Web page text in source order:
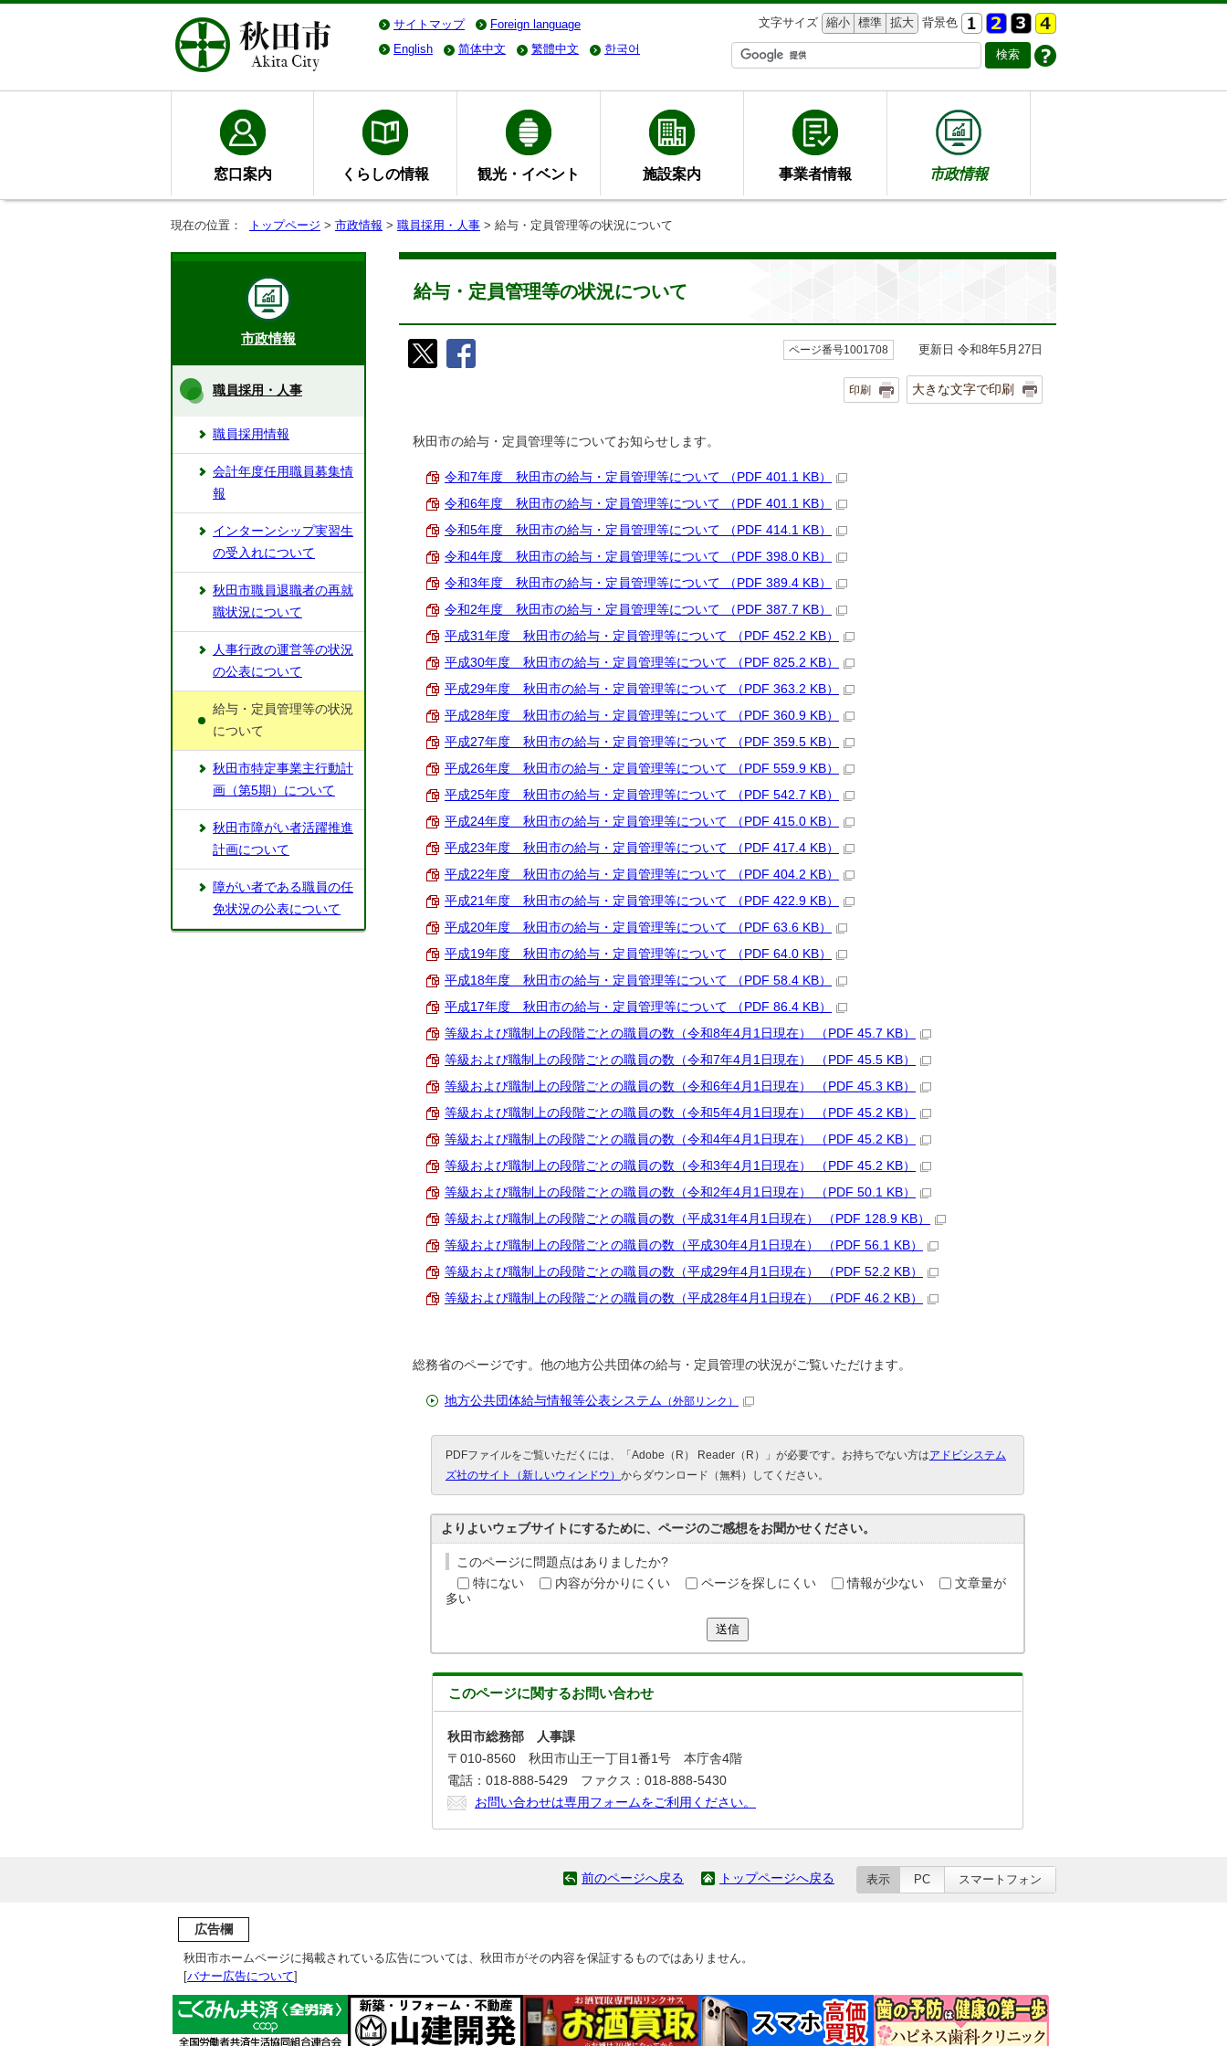
サイトマップ Foreign language 文字サイズ 縮小 標準 拡大 背景色
English
简体中文 繁體中文 한국어
窓口案内 くらしの情報 観光・イベント 施設案内 事業者情報 市政情報
現在の位置： トップページ > 市政情報 > 職員採用・人事 > 給与・定員管理等の状況について
給与・定員管理等の状況について
ページ番号1001708 更新日 令和8年5月27日
印刷 大きな文字で印刷
秋田市の給与・定員管理等についてお知らせします。
令和7年度 秋田市の給与・定員管理等について （PDF 401.1 KB）
令和6年度 秋田市の給与・定員管理等について （PDF 401.1 KB）
令和5年度 秋田市の給与・定員管理等について （PDF 414.1 KB）
令和4年度 秋田市の給与・定員管理等について （PDF 398.0 KB）
令和3年度 秋田市の給与・定員管理等について （PDF 389.4 KB）
令和2年度 秋田市の給与・定員管理等について （PDF 387.7 KB）
平成31年度 秋田市の給与・定員管理等について （PDF 452.2 KB）
平成30年度 秋田市の給与・定員管理等について （PDF 825.2 KB）
平成29年度 秋田市の給与・定員管理等について （PDF 363.2 KB）
平成28年度 秋田市の給与・定員管理等について （PDF 360.9 KB）
平成27年度 秋田市の給与・定員管理等について （PDF 359.5 KB）
平成26年度 秋田市の給与・定員管理等について （PDF 559.9 KB）
平成25年度 秋田市の給与・定員管理等について （PDF 542.7 KB）
平成24年度 秋田市の給与・定員管理等について （PDF 415.0 KB）
平成23年度 秋田市の給与・定員管理等について （PDF 417.4 KB）
平成22年度 秋田市の給与・定員管理等について （PDF 404.2 KB）
平成21年度 秋田市の給与・定員管理等について （PDF 422.9 KB）
平成20年度 秋田市の給与・定員管理等について （PDF 63.6 KB）
平成19年度 秋田市の給与・定員管理等について （PDF 64.0 KB）
平成18年度 秋田市の給与・定員管理等について （PDF 58.4 KB）
平成17年度 秋田市の給与・定員管理等について （PDF 86.4 KB）
等級および職制上の段階ごとの職員の数（令和8年4月1日現在） （PDF 45.7 KB）
等級および職制上の段階ごとの職員の数（令和7年4月1日現在） （PDF 45.5 KB）
等級および職制上の段階ごとの職員の数（令和6年4月1日現在） （PDF 45.3 KB）
等級および職制上の段階ごとの職員の数（令和5年4月1日現在） （PDF 45.2 KB）
等級および職制上の段階ごとの職員の数（令和4年4月1日現在） （PDF 45.2 KB）
等級および職制上の段階ごとの職員の数（令和3年4月1日現在） （PDF 45.2 KB）
等級および職制上の段階ごとの職員の数（令和2年4月1日現在） （PDF 50.1 KB）
等級および職制上の段階ごとの職員の数（平成31年4月1日現在） （PDF 128.9 KB）
等級および職制上の段階ごとの職員の数（平成30年4月1日現在） （PDF 56.1 KB）
等級および職制上の段階ごとの職員の数（平成29年4月1日現在） （PDF 52.2 KB）
等級および職制上の段階ごとの職員の数（平成28年4月1日現在） （PDF 46.2 KB）
総務省のページです。他の地方公共団体の給与・定員管理の状況がご覧いただけます。
地方公共団体給与情報等公表システム （外部リンク）
PDFファイルをご覧いただくには、「Adobe（R） Reader（R）」が必要です。お持ちでない方はアドビシステム
ズ社のサイト（新しいウィンドウ） からダウンロード（無料）してください。
よりよいウェブサイトにするために、ページのご感想をお聞かせください。
このページに問題点はありましたか?
特にない
内容が分かりにくい ページを探しにくい 情報が少ない
文章量が
多い
送信
このページに関するお問い合わせ
秋田市総務部 人事課
〒010-8560 秋田市山王一丁目1番1号 本庁舎4階
電話：018-888-5429 ファクス：018-888-5430
お問い合わせは専用フォームをご利用ください。
市政情報
職員採用・人事
職員採用情報
会計年度任用職員募集情
報
インターンシップ実習生
の受入れについて
秋田市職員退職者の再就
職状況について
人事行政の運営等の状況
の公表について
給与・定員管理等の状況
について
秋田市特定事業主行動計
画（第5期）について
秋田市障がい者活躍推進
計画について
障がい者である職員の任
免状況の公表について
前のページへ戻る トップページへ戻る 表示 PC スマートフォン
広告欄
秋田市ホームページに掲載されている広告については、秋田市がその内容を保証するものではありません。
[バナー広告について]